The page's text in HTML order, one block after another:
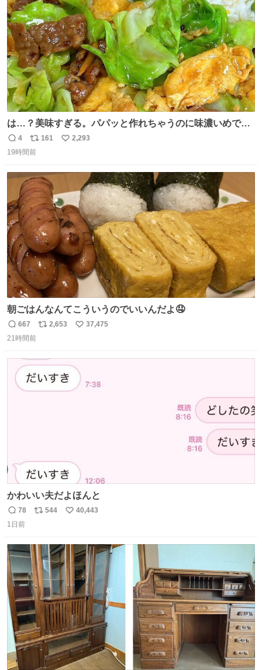
数
は…？美味すぎる。パパッと作れちゃうのに味濃いめで満
足感エグいの天才だろ🥹
返
信
4
リ
ポ
ト
数
161
い
2,293
19時間前
朝ごはんなんてこういうのでいいんだよ🤤
返
信
667
リ
ト
数
2,653
い
数
37,475
21時間前
かわいい夫だよほんと
返
信
78
リ
ト
数
544
い
数
40,443
1日前